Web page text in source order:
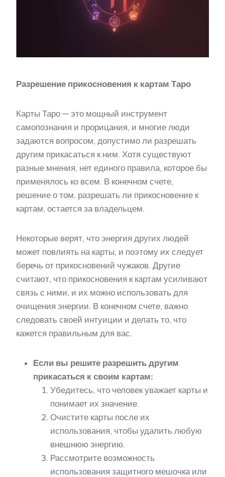
Разрешение прикосновения к картам Таро
Карты Таро — это мощный инструмент
самопознания и прорицания, и многие люди
задаются вопросом, допустимо ли разрешать
другим прикасаться к ним. Хотя существуют
разные мнения, нет единого правила, которое бы
применялось ко всем. В конечном счете,
решение о том, разрешать ли прикосновение к
картам, остается за владельцем.
Некоторые верят, что энергия других людей
может повлиять на карты, и поэтому их следует
беречь от прикосновений чужаков. Другие
считают, что прикосновения к картам усиливают
связь с ними, и их можно использовать для
очищения энергии. В конечном счете, важно
следовать своей интуиции и делать то, что
кажется правильным для вас.
Если вы решите разрешить другим
прикасаться к своим картам:
Убедитесь, что человек уважает карты и
понимает их значение.
Очистите карты после их
использования, чтобы удалить любую
внешнюю энергию.
Рассмотрите возможность
использования защитного мешочка или